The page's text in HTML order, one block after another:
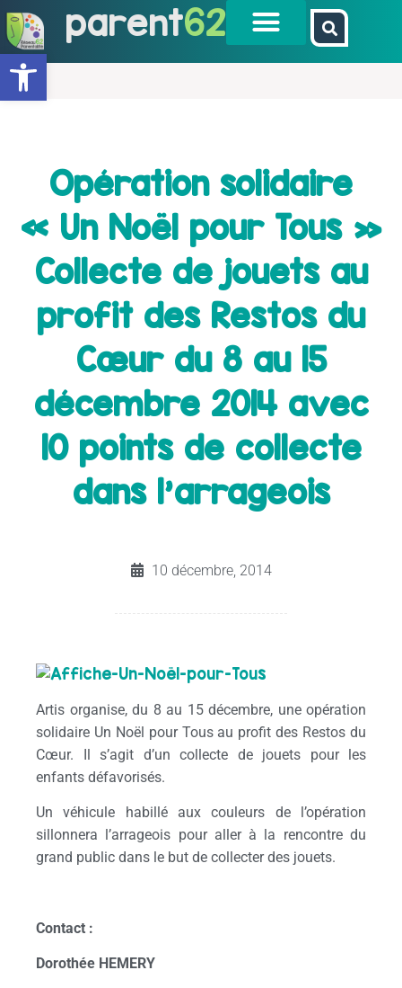
Ouvrir la barre d’outils
parent62
Opération solidaire
« Un Noël pour Tous »
Collecte de jouets au
profit des Restos du
Cœur du 8 au 15
décembre 2014 avec
10 points de collecte
dans l’arrageois
10 décembre, 2014
Artis organise, du 8 au 15 décembre, une opération
solidaire Un Noël pour Tous au profit des Restos du
Cœur. Il s’agit d’un collecte de jouets pour les
enfants défavorisés.
Un véhicule habillé aux couleurs de l’opération
sillonnera l’arrageois pour aller à la rencontre du
grand public dans le but de collecter des jouets.
Contact :
Dorothée HEMERY